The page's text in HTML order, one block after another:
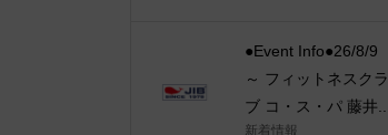
●Event Info●26/8/9
～ フィットネスクラ
ブ コ・ス・パ 藤井...
新着情報